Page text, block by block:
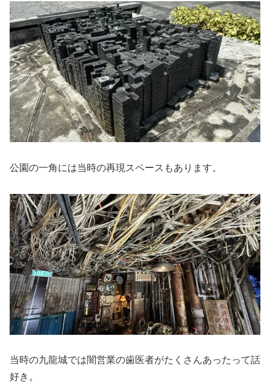
公園の一角には当時の再現スペースもあります。
当時の九龍城では闇営業の歯医者がたくさんあったって話
好き。